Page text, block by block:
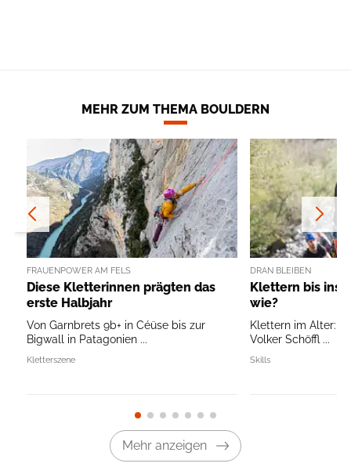
MEHR ZUM THEMA BOULDERN
FRAUENPOWER AM FELS
Diese Kletterinnen prägten das
erste Halbjahr
Von Garnbrets 9b+ in Céüse bis zur
Bigwall in Patagonien ...
Kletterszene
DRAN BLEIBEN
Klettern bis ins
wie?
Klettern im Alter:
Volker Schöffl ...
Skills
Mehr anzeigen